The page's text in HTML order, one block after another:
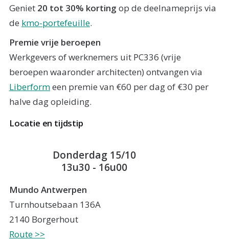
Geniet 20 tot 30% korting op de deelnameprijs via
de kmo-portefeuille.
Premie vrije beroepen
Werkgevers of werknemers uit PC336 (vrije
beroepen waaronder architecten) ontvangen via
Liberformeen premie van €60 per dag of €30 per
halve dag opleiding.
Locatie en tijdstip
Donderdag 15/10
13u30 - 16u00
Mundo Antwerpen
Turnhoutsebaan 136A
2140 Borgerhout
Route >>